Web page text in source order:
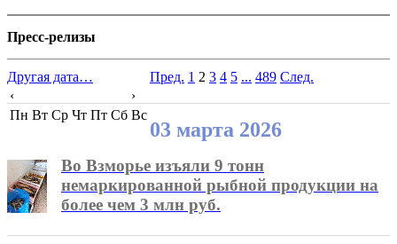
Пресс-релизы
Другая дата…
‹
›
Пн Вт Ср Чт Пт Сб Вс
Пред. 1 2 3 4 5 ... 489 След.
03 марта 2026
Во Взморье изъяли 9 тонн
немаркированной рыбной продукции на
более чем 3 млн руб.